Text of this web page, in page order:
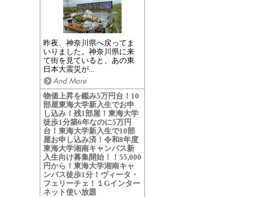
昨夜、神奈川県へ戻ってま
いりました。神奈川県に来
て街を見ていると、あの東
日本大震災が...
物価上昇を鑑み5万円台！10
部屋東海大学新入生でお申
し込み！残1部屋！東海大学
徒歩1分築6年なのに5万円
台！東海大学新入生で10部
屋お申し込み済！令和8年度
東海大学湘南キャンパス新
入生向け募集開始！！55,000
円から！東海大学湘南キャ
ンパス徒歩1分！ヴィータ・
フェリーチェ！１Gインター
ネット使い放題